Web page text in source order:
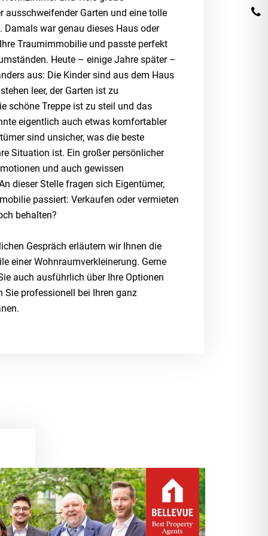
ausschweifender Garten und eine tolle
Damals war genau dieses Haus oder
Traumimmobilie und passte perfekt
Heute – einige Jahre später –
aus: Die Kinder sind aus dem Haus
leer, der Garten ist zu
schöne Treppe ist zu steil und das
eigentlich auch etwas komfortabler
sind unsicher, was die beste
Situation ist. Ein großer persönlicher
und auch gewissen
dieser Stelle fragen sich Eigentümer,
passiert: Verkaufen oder vermieten
behalten?
Gespräch erläutern wir Ihnen die
einer Wohnraumverkleinerung. Gerne
auch ausführlich über Ihre Optionen
Sie professionell bei Ihren ganz